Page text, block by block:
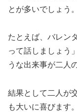
とが多いでしょう。
たとえば、バレン
って話しましょう
うな出来事が二人
結果として二人が
も大いに喜びます。